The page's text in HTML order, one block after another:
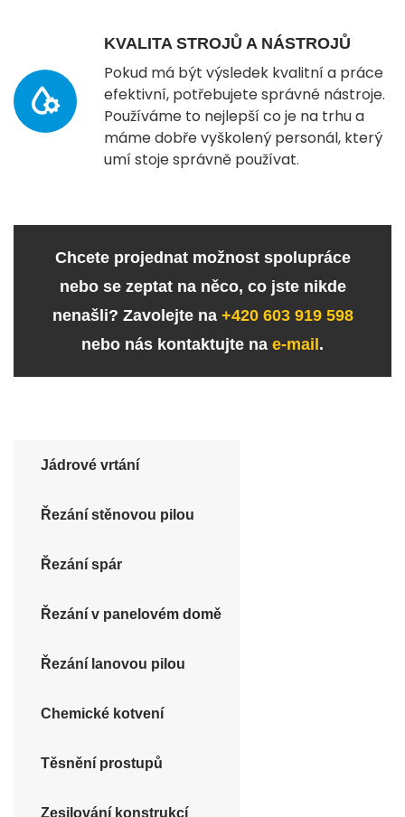
KVALITA STROJŮ A NÁSTROJŮ
Pokud má být výsledek kvalitní a práce
efektivní, potřebujete správné nástroje.
Používáme to nejlepší co je na trhu a
máme dobře vyškolený personál, který
umí stoje správně používat.
Chcete projednat možnost spolupráce
nebo se zeptat na něco, co jste nikde
nenašli? Zavolejte na +420 603 919 598
nebo nás kontaktujte na e-mail .
Jádrové vrtání
Řezání stěnovou pilou
Řezání spár
Řezání v panelovém domě
Řezání lanovou pilou
Chemické kotvení
Těsnění prostupů
Zesilování konstrukcí